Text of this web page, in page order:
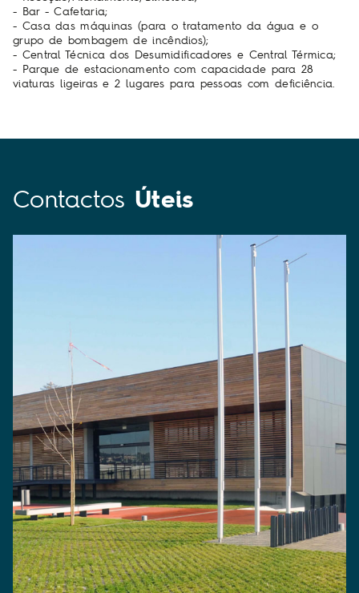
- Bar - Cafetaria;
- Casa das máquinas (para o tratamento da água e o
grupo de bombagem de incêndios);
- Central Técnica dos Desumidificadores e Central Térmica;
- Parque de estacionamento com capacidade para 28
viaturas ligeiras e 2 lugares para pessoas com deficiência.
Contactos Úteis